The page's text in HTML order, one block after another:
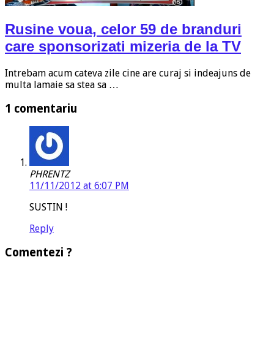
Rusine voua, celor 59 de branduri
care sponsorizati mizeria de la TV
Intrebam acum cateva zile cine are curaj si indeajuns de
multa lamaie sa stea sa …
1 comentariu
PHRENTZ
11/11/2012 at 6:07 PM
SUSTIN !
Reply
Comentezi ?